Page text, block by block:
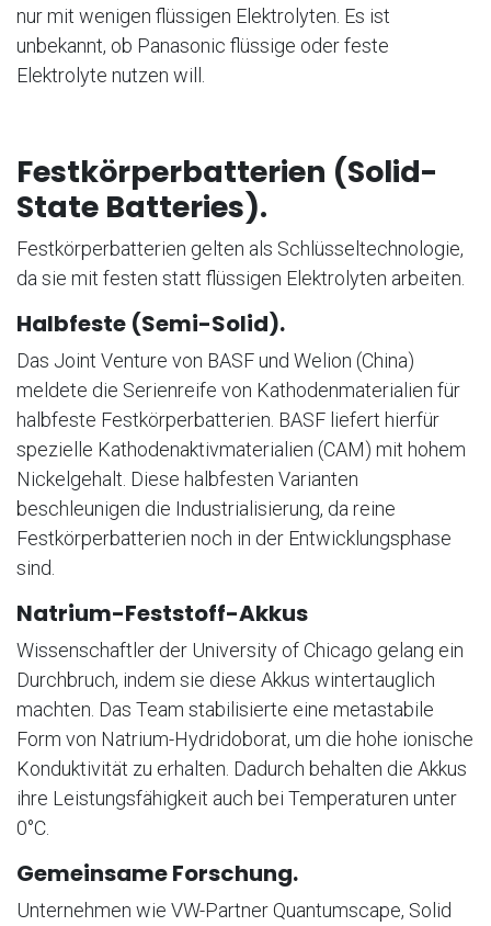
nur mit wenigen flüssigen Elektrolyten. Es ist
unbekannt, ob Panasonic flüssige oder feste
Elektrolyte nutzen will.
Festkörperbatterien (Solid-
State Batteries).
Festkörperbatterien gelten als Schlüsseltechnologie,
da sie mit festen statt flüssigen Elektrolyten arbeiten.
Halbfeste (Semi-Solid).
Das Joint Venture von BASF und Welion (China)
meldete die Serienreife von Kathodenmaterialien für
halbfeste Festkörperbatterien. BASF liefert hierfür
spezielle Kathodenaktivmaterialien (CAM) mit hohem
Nickelgehalt. Diese halbfesten Varianten
beschleunigen die Industrialisierung, da reine
Festkörperbatterien noch in der Entwicklungsphase
sind.
Natrium-Feststoff-Akkus
Wissenschaftler der University of Chicago gelang ein
Durchbruch, indem sie diese Akkus wintertauglich
machten. Das Team stabilisierte eine metastabile
Form von Natrium-Hydridoborat, um die hohe ionische
Konduktivität zu erhalten. Dadurch behalten die Akkus
ihre Leistungsfähigkeit auch bei Temperaturen unter
0°C.
Gemeinsame Forschung.
Unternehmen wie VW-Partner Quantumscape, Solid